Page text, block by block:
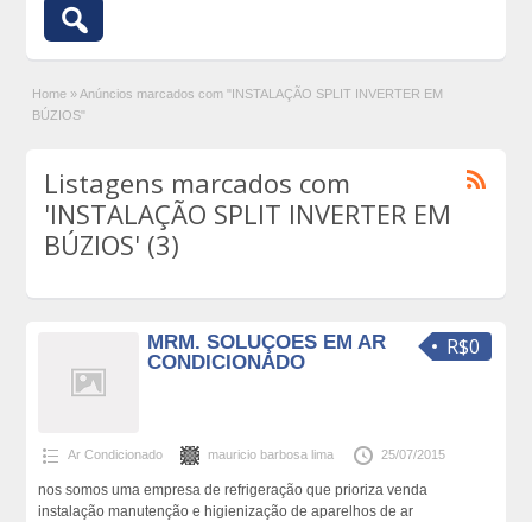
Home » Anúncios marcados com "INSTALAÇÃO SPLIT INVERTER EM
BÚZIOS"
Listagens marcados com
'INSTALAÇÃO SPLIT INVERTER EM
BÚZIOS' (3)
R$0
MRM. SOLUÇOES EM AR
CONDICIONADO
Ar Condicionado mauricio barbosa lima 25/07/2015
nos somos uma empresa de refrigeração que prioriza venda
instalação manutenção e higienização de aparelhos de ar